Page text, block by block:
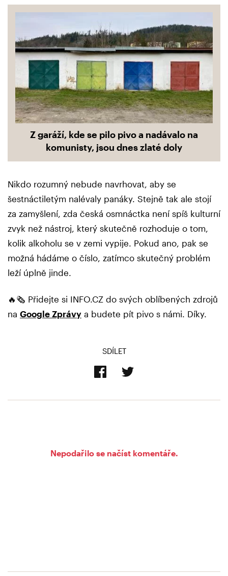
Z garáží, kde se pilo pivo a nadávalo na
komunisty, jsou dnes zlaté doly
Nikdo rozumný nebude navrhovat, aby se
šestnáctiletým nalévaly panáky. Stejně tak ale stojí
za zamyšlení, zda česká osmnáctka není spíš kulturní
zvyk než nástroj, který skutečně rozhoduje o tom,
kolik alkoholu se v zemi vypije. Pokud ano, pak se
možná hádáme o číslo, zatímco skutečný problém
leží úplně jinde.
🔥🗞️ Přidejte si INFO.CZ do svých oblíbených zdrojů
na Google Zprávy a budete pít pivo s námi. Díky.
SDÍLET
Nepodařilo se načíst komentáře.